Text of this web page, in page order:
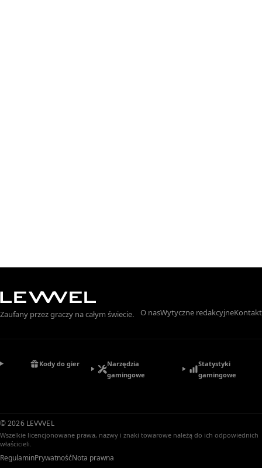
Zaufany przez graczy na całym świecie. O nasWytyczne redakcyjneKontakt
Kody do gier
Narzędzia
gamingowe
Statystyki
gamingowe
© 2026 LEVVVEL
Wszelkie licencjonowane prawa, nazwy i znaki towarowe należą do ich odpowiednich
właścicieli.
RegulaminPrywatnośćNota prawna